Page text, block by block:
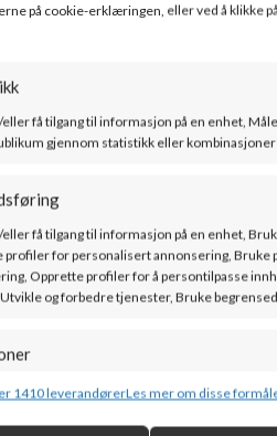
på cookie-erklæringen, eller ved å klikke
eller få tilgang til informasjon på en enhet,
gjennom statistikk eller kombinasjoner
eller få tilgang til informasjon på en enhet,
profiler for personalisert annonsering, Bruke
Opprette profiler for å persontilpasse
og forbedre tjenester, Bruke
kombinere data fra andre datakilder, Koble
1410 leverandørerLes mer om disse